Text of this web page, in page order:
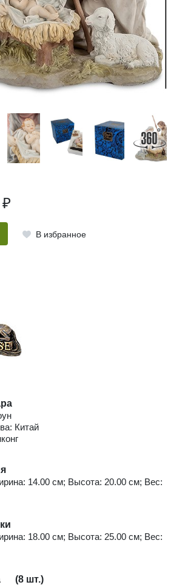
₽
В избранное
Китай
14.00 см; Высота: 20.00 см; Вес:
18.00 см; Высота: 25.00 см; Вес:
(8 шт.)